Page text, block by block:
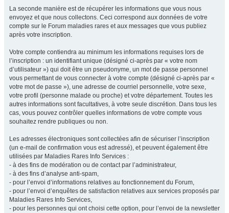
La seconde manière est de récupérer les informations que vous nous
envoyez et que nous collectons. Ceci correspond aux données de votre
compte sur le Forum maladies rares et aux messages que vous publiez
après votre inscription.
Votre compte contiendra au minimum les informations requises lors de
l’inscription : un identifiant unique (désigné ci-après par « votre nom
d’utilisateur ») qui doit être un pseudonyme, un mot de passe personnel
vous permettant de vous connecter à votre compte (désigné ci-après par «
votre mot de passe »), une adresse de courriel personnelle, votre sexe,
votre profil (personne malade ou proche) et votre département. Toutes les
autres informations sont facultatives, à votre seule discrétion. Dans tous les
cas, vous pouvez contrôler quelles informations de votre compte vous
souhaitez rendre publiques ou non.
Les adresses électroniques sont collectées afin de sécuriser l’inscription
(un e-mail de confirmation vous est adressé), et peuvent également être
utilisées par Maladies Rares Info Services :
- à des fins de modération ou de contact par l’administrateur,
- à des fins d’analyse anti-spam,
- pour l’envoi d’informations relatives au fonctionnement du Forum,
- pour l’envoi d’enquêtes de satisfaction relatives aux services proposés par
Maladies Rares Info Services,
- pour les personnes qui ont choisi cette option, pour l’envoi de la newsletter